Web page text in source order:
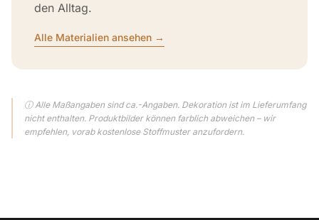
den Alltag.
Alle Materialien ansehen →
ⓘ Alle Maßangaben sind ca.-Angaben. Dekoration ist im Lieferumfang
nicht enthalten. Produktbilder können farblich abweichen – wir
empfehlen, vorab kostenlose Stoffmuster anzufordern.